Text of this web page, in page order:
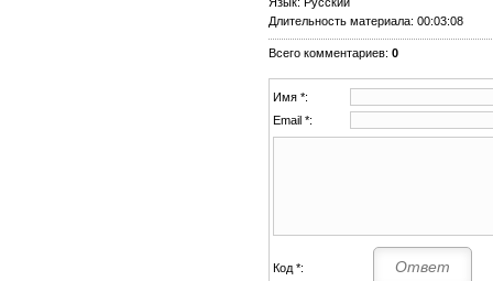
Длительность материала: 00:03:08
Всего комментариев: 0
Имя *:
Email *:
Код *: